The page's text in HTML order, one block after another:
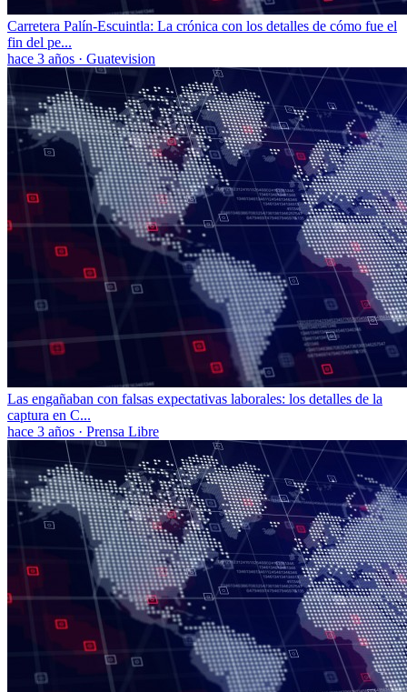
Carretera Palín-Escuintla: La crónica con los detalles de cómo fue el
fin del pe...
hace 3 años · Guatevision
Las engañaban con falsas expectativas laborales: los detalles de la
captura en C...
hace 3 años · Prensa Libre